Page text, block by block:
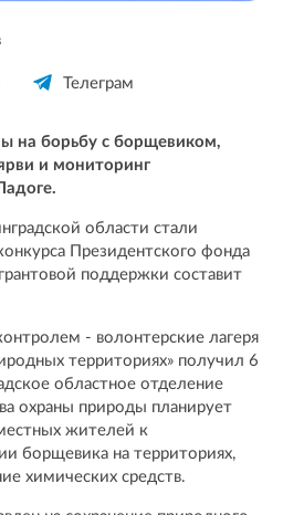
Телеграм
на борьбу с борщевиком,
и мониторинг
области стали
Президентского фонда
поддержки составит
- волонтерские лагеря
территориях» получил 6
областное отделение
охраны природы планирует
жителей к
борщевика на территориях,
химических средств.